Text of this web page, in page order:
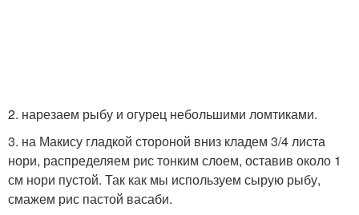
2. нарезаем рыбу и огурец небольшими ломтиками.
3. на Макису гладкой стороной вниз кладем 3/4 листа
нори, распределяем рис тонким слоем, оставив около 1
см нори пустой. Так как мы используем сырую рыбу,
смажем рис пастой васаби.